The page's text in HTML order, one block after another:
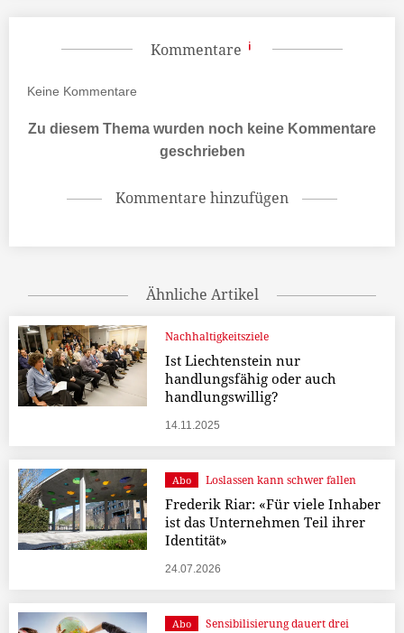
Kommentare
Keine Kommentare
Zu diesem Thema wurden noch keine Kommentare
geschrieben
Kommentare hinzufügen
Ähnliche Artikel
Nachhaltigkeitsziele
Ist Liechtenstein nur
handlungsfähig oder auch
handlungswillig?
14.11.2025
Abo Loslassen kann schwer fallen
Frederik Riar: «Für viele Inhaber
ist das Unternehmen Teil ihrer
Identität»
24.07.2026
Abo Sensibilisierung dauert drei